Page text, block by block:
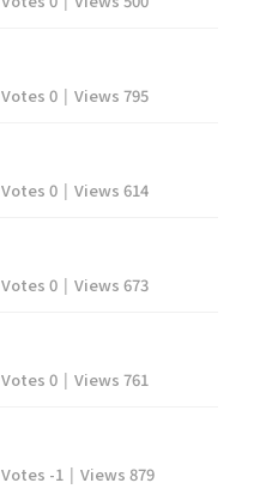
Votes 0 | Views 795
Votes 0 | Views 614
Votes 0 | Views 673
Votes 0 | Views 761
Votes -1 | Views 879